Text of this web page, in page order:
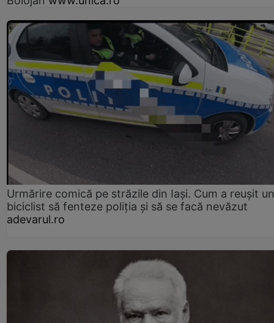
Urmărire comică pe străzile din Iași. Cum a reușit un
biciclist să fenteze poliția și să se facă nevăzut
adevarul.ro